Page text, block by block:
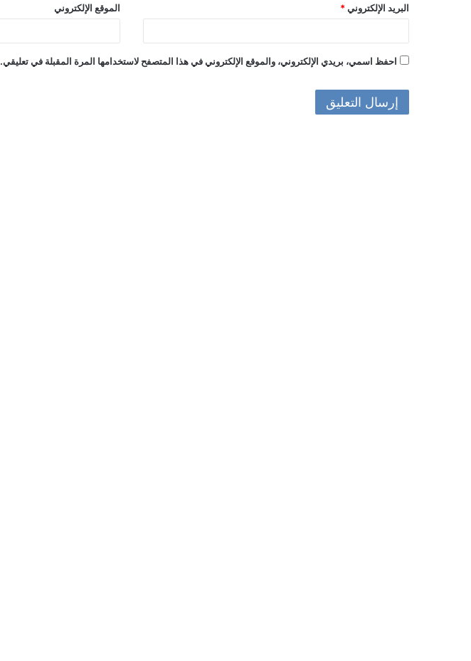
البريد الإلكتروني * الموقع الإلكتروني
احفظ اسمي، بريدي الإلكتروني، والموقع الإلكتروني في هذا المتصفح لاستخدامها المرة المقبلة في تعليقي.